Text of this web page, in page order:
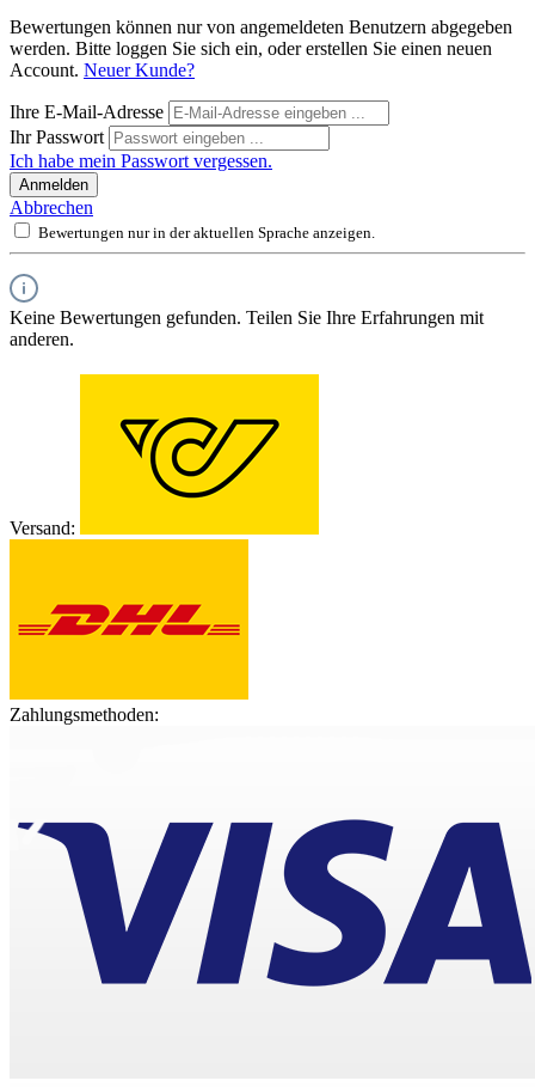
Bewertungen können nur von angemeldeten Benutzern abgegeben
werden. Bitte loggen Sie sich ein, oder erstellen Sie einen neuen
Account. Neuer Kunde?
Ihre E-Mail-Adresse
Ihr Passwort
Ich habe mein Passwort vergessen.
Anmelden
Abbrechen
Bewertungen nur in der aktuellen Sprache anzeigen.
Keine Bewertungen gefunden. Teilen Sie Ihre Erfahrungen mit
anderen.
Versand:
Zahlungsmethoden: